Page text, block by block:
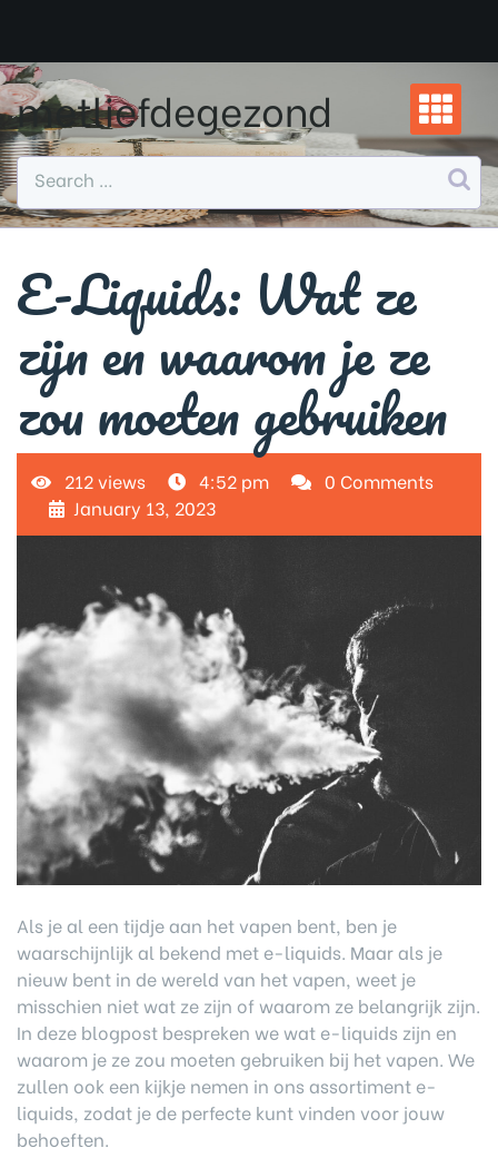
content
metliefdegezond
E-Liquids: Wat ze
zijn en waarom je ze
zou moeten gebruiken
212 views 4:52 pm
0 Comments
January 13, 2023
Als je al een tijdje aan het vapen bent, ben je
waarschijnlijk al bekend met e-liquids. Maar als je
nieuw bent in de wereld van het vapen, weet je
misschien niet wat ze zijn of waarom ze belangrijk zijn.
In deze blogpost bespreken we wat e-liquids zijn en
waarom je ze zou moeten gebruiken bij het vapen. We
zullen ook een kijkje nemen in ons assortiment e-
liquids, zodat je de perfecte kunt vinden voor jouw
behoeften.